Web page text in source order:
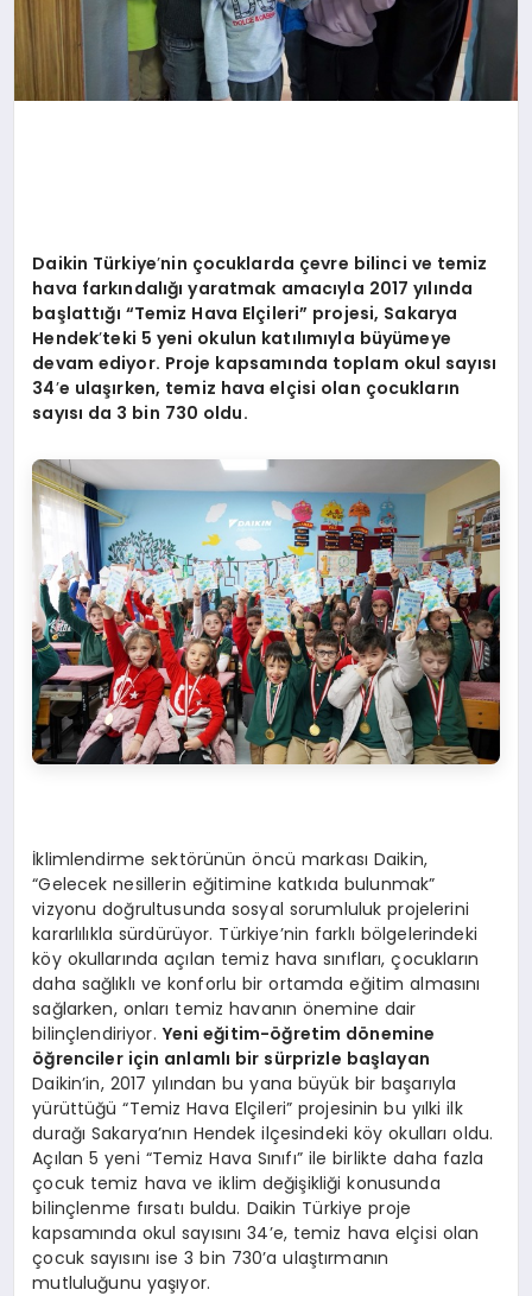
Daikin Türkiye’nin çocuklarda çevre bilinci ve temiz
hava farkındalığı yaratmak amacıyla 2017 yılında
başlattığı “Temiz Hava Elçileri” projesi, Sakarya
Hendek’teki 5 yeni okulun katılımıyla büyümeye
devam ediyor. Proje kapsamında toplam okul sayısı
34’e ulaşırken, temiz hava elçisi olan çocukların
sayısı da 3 bin 730 oldu.
İklimlendirme sektörünün öncü markası Daikin,
“Gelecek nesillerin eğitimine katkıda bulunmak”
vizyonu doğrultusunda sosyal sorumluluk projelerini
kararlılıkla sürdürüyor. Türkiye’nin farklı bölgelerindeki
köy okullarında açılan temiz hava sınıfları, çocukların
daha sağlıklı ve konforlu bir ortamda eğitim almasını
sağlarken, onları temiz havanın önemine dair
bilinçlendiriyor. Yeni eğitim-öğretim dönemine
öğrenciler için anlamlı bir sürprizle başlayan
Daikin’in, 2017 yılından bu yana büyük bir başarıyla
yürüttüğü “Temiz Hava Elçileri” projesinin bu yılki ilk
durağı Sakarya’nın Hendek ilçesindeki köy okulları oldu.
Açılan 5 yeni “Temiz Hava Sınıfı” ile birlikte daha fazla
çocuk temiz hava ve iklim değişikliği konusunda
bilinçlenme fırsatı buldu. Daikin Türkiye proje
kapsamında okul sayısını 34’e, temiz hava elçisi olan
çocuk sayısını ise 3 bin 730’a ulaştırmanın
mutluluğunu yaşıyor.